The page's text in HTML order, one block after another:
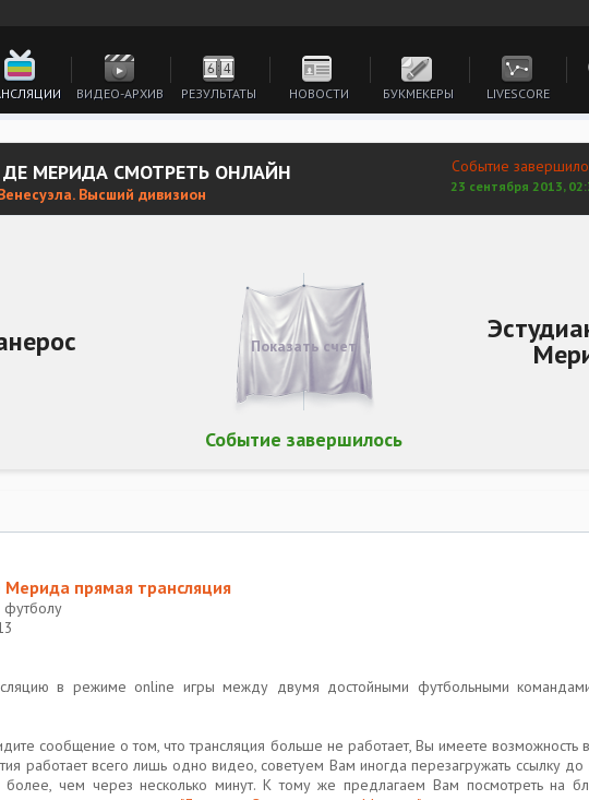
ВИДЕО-АРХИВ РЕЗУЛЬТАТЫ НОВОСТИ БУКМЕКЕРЫ LIVESCORE
МЕРИДА СМОТРЕТЬ ОНЛАЙН
Высший дивизион
Событие
23 сентября 2013,
Событие завершилось
Показать счет
Мерида прямая трансляция
футболу
в режиме online игры между двумя достойными футбольными
сообщение о том, что трансляция больше не работает, Вы имеете возможность
работает всего лишь одно видео, советуем Вам иногда перезагружать ссылку до
более, чем через несколько минут. К тому же предлагаем Вам посмотреть на